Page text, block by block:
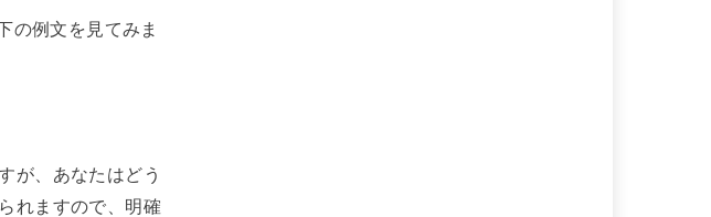
の例文を見てみま
が、あなたはどう
れますので、明確